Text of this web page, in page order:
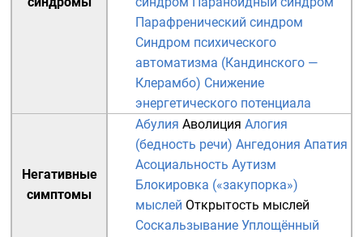
Парафренический синдром
Синдром психического
автоматизма (Кандинского —
Клерамбо) Снижение
энергетического потенциала
Негативные
симптомы
Абулия Аволиция Алогия
(бедность речи) Ангедония Апатия
Асоциальность Аутизм
Блокировка («закупорка»)
мыслей Открытость мыслей
Соскальзывание Уплощённый